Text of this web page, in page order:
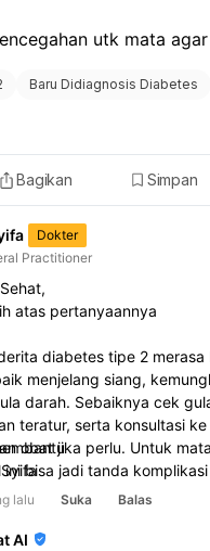
utk mata
Baru Didiagnosis Diabetes
Bagikan Simpan
Dokter
Practitioner
atas pertanyaannya
diabetes tipe 2
menjelang siang,
darah. Sebaiknya cek
teratur, serta konsultasi
obat jika perlu. Untuk
ini bisa jadi tanda
dengan
dan hindari merokok agar
lalu Suka Balas
AI